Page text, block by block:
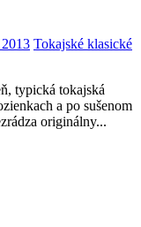
Tokajské klasické
typická tokajská
a po sušenom
originálny...